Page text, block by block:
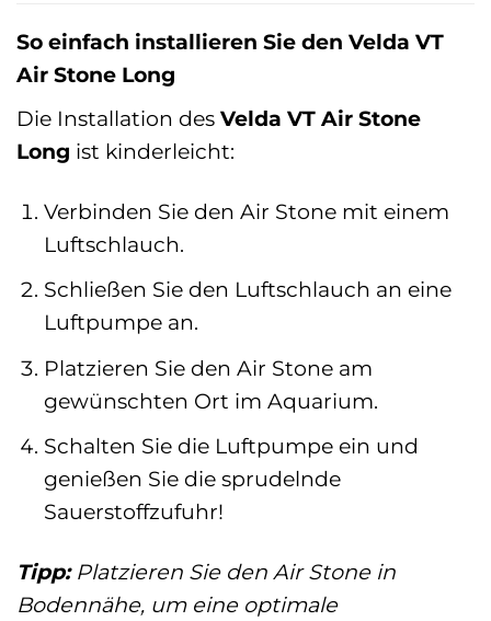
So einfach installieren Sie den Velda VT
Air Stone Long
Die Installation des Velda VT Air Stone
Long ist kinderleicht:
Verbinden Sie den Air Stone mit einem
Luftschlauch.
Schließen Sie den Luftschlauch an eine
Luftpumpe an.
Platzieren Sie den Air Stone am
gewünschten Ort im Aquarium.
Schalten Sie die Luftpumpe ein und
genießen Sie die sprudelnde
Sauerstoffzufuhr!
Tipp:Platzieren Sie den Air Stone in
Bodennähe, um eine optimale